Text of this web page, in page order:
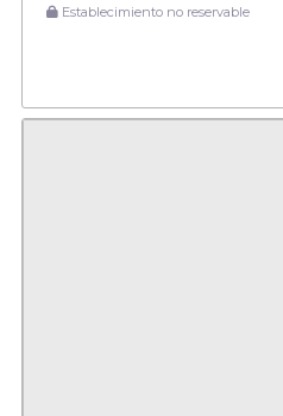
Establecimiento no reservable